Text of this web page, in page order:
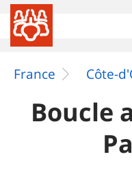
France Côte-
Boucle